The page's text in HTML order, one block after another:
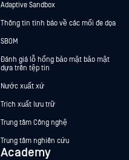
Adaptive Sandbox
Thông tin tình báo về các mối đe dọa
SBOM
Đánh giá lỗ hổng bảo mật bảo mật
dựa trên tệp tin
Nước xuất xứ
Trích xuất lưu trữ
Trung tâm Công nghệ
Trung tâm nghiên cứu
Academy